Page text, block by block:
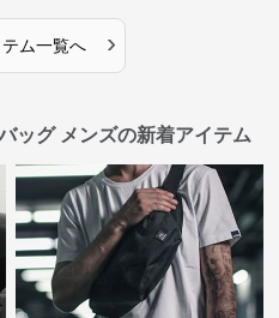
テム一覧へ ›
ッグ メンズの新着アイテム